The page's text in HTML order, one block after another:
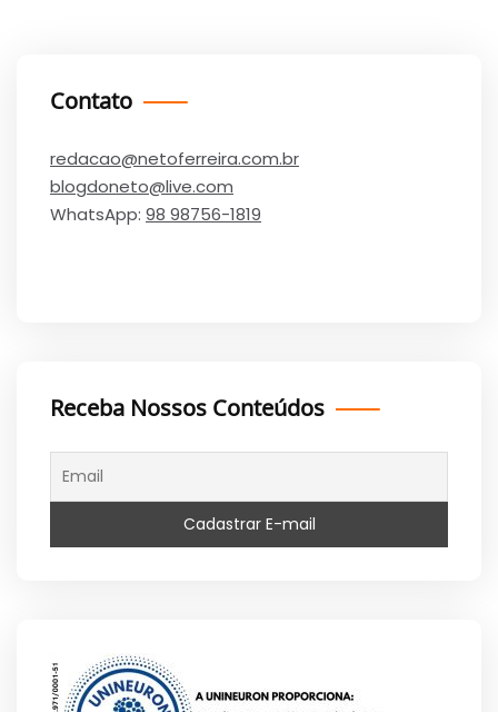
Contato
redacao@netoferreira.com.br
blogdoneto@live.com
WhatsApp: 98 98756-1819
Receba Nossos Conteúdos